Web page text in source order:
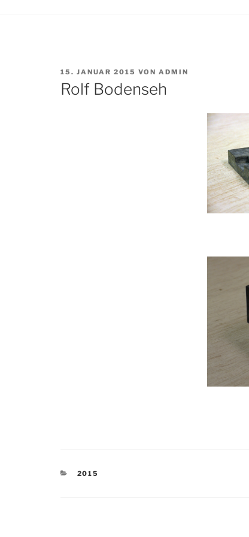
VERÖFFENTLICHT
AM
15. JANUAR 2015 VON ADMIN
Rolf Bodenseh
KATEGORIEN
2015